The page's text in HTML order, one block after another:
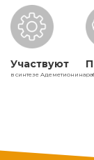
Участвуют
в синтезе Адеметионина